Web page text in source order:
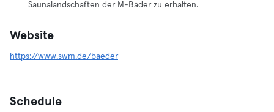
Saunalandschaften der M-Bäder zu erhalten.
Website
https://www.swm.de/baeder
Schedule